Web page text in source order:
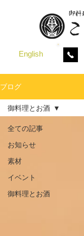
English
ブログ
全ての記事
お知らせ
素材
イベント
御料理とお酒
御料理とお酒